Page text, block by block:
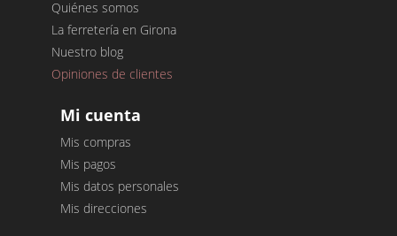
Quiénes somos
La ferretería en Girona
Nuestro blog
Opiniones de clientes
Mi cuenta
Mis compras
Mis pagos
Mis datos personales
Mis direcciones